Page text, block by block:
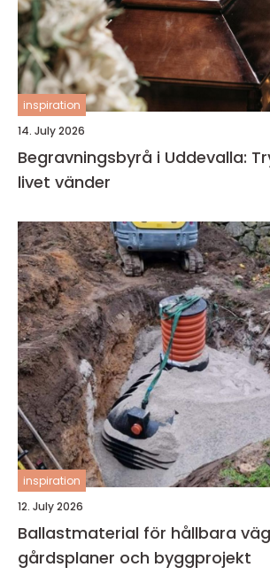
inspiration
14. July 2026
Begravningsbyrå i Uddevalla:
livet vänder
inspiration
12. July 2026
Ballastmaterial för hållbara
gårdsplaner och byggprojekt